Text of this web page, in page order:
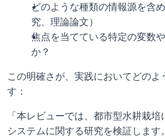
どのような種類の情報源を含
究、理論論文）
焦点を当てている特定の変数
か？
この明確さが、実践においてどの
す：
「本レビューでは、都市型水耕栽
システムに関する研究を検証しま